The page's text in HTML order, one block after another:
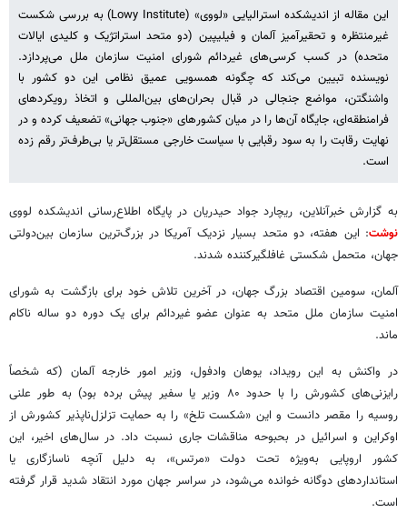
این مقاله از اندیشکده استرالیایی «لووی» (Lowy Institute) به بررسی شکست
غیرمنتظره و تحقیرآمیز آلمان و فیلیپین (دو متحد استراتژیک و کلیدی ایالات
متحده) در کسب کرسی‌های غیردائم شورای امنیت سازمان ملل می‌پردازد.
نویسنده تبیین می‌کند که چگونه همسویی عمیق نظامی این دو کشور با
واشنگتن، مواضع جنجالی در قبال بحران‌های بین‌المللی و اتخاذ رویکردهای
فرامنطقه‌ای، جایگاه آن‌ها را در میان کشورهای «جنوب جهانی» تضعیف کرده و در
نهایت رقابت را به سود رقبایی با سیاست خارجی مستقل‌تر یا بی‌طرف‌تر رقم زده
است.
به گزارش خبرآنلاین، ریچارد جواد حیدریان در پایگاه اطلاع‌رسانی اندیشکده لووی
نوشت: این هفته، دو متحد بسیار نزدیک آمریکا در بزرگ‌ترین سازمان بین‌دولتی
جهان، متحمل شکستی غافلگیرکننده شدند.
آلمان، سومین اقتصاد بزرگ جهان، در آخرین تلاش خود برای بازگشت به شورای
امنیت سازمان ملل متحد به عنوان عضو غیردائم برای یک دوره دو ساله ناکام
ماند.
در واکنش به این رویداد، یوهان وادفول، وزیر امور خارجه آلمان (که شخصاً
رایزنی‌های کشورش را با حدود ۸۰ وزیر یا سفیر پیش برده بود) به طور علنی
روسیه را مقصر دانست و این «شکست تلخ» را به حمایت تزلزل‌ناپذیر کشورش از
اوکراین و اسرائیل در بحبوحه مناقشات جاری نسبت داد. در سال‌های اخیر، این
کشور اروپایی به‌ویژه تحت دولت «مرتس»، به دلیل آنچه ناسازگاری یا
استانداردهای دوگانه خوانده می‌شود، در سراسر جهان مورد انتقاد شدید قرار گرفته
است.